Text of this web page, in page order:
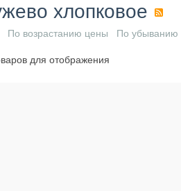
хлопковое
По возрастанию цены По убыванию
для отображения